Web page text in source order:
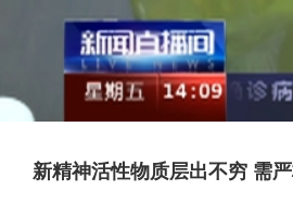
新精神活性物质层出不穷 需严